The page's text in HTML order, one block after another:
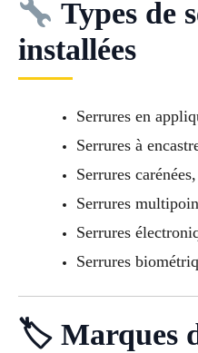
Types de
installées
Serrures en
Serrures à
Serrures
Serrures
Serrures
Serrures
🏷 Marques